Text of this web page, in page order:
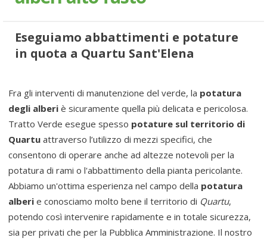
VERDE PUBBLICO
VERDE AZIENDALE
PREVENTIVO
CONTATTACI
Eseguiamo abbattimenti e potature
in quota a Quartu Sant'Elena
Fra gli interventi di manutenzione del verde, la potatura
degli alberi è sicuramente quella più delicata e pericolosa.
Tratto Verde esegue spesso potature sul territorio di
Quartu attraverso l’utilizzo di mezzi specifici, che
consentono di operare anche ad altezze notevoli per la
potatura di rami o l'abbattimento della pianta pericolante.
Abbiamo un'ottima esperienza nel campo della potatura
alberi e conosciamo molto bene il territorio di Quartu,
potendo così intervenire rapidamente e in totale sicurezza,
sia per privati che per la Pubblica Amministrazione. Il nostro